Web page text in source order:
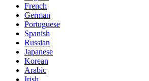
French
German
Portuguese
Spanish
Russian
Japanese
Korean
Arabic
Irish